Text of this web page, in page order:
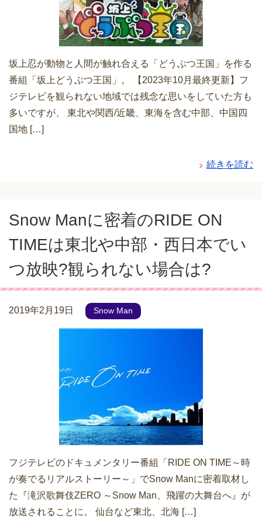
坂上忍が動物と人間が触れ合える「どうぶつ王国」を作る
番組「坂上どうぶつ王国」。 【2023年10月最終更新】フ
ジテレビを観られない地域では残念な思いをしていた方も
多いですが、 東北や関西/近畿、東海を含む中部、中国四
国地 […]
続きを読む
Snow Manに密着のRIDE ON
TIMEは東北や中部・西日本でい
つ放映?観られない場合は?
2019年2月19日 Snow Man
フジテレビのドキュメンタリー番組「RIDE ON TIME～時
が奏でるリアルストーリー～」でSnow Manに密着取材し
た『滝沢歌舞伎ZERO ～Snow Man、飛躍の大舞台へ』が
放送されることに。 仙台など東北、北海 […]